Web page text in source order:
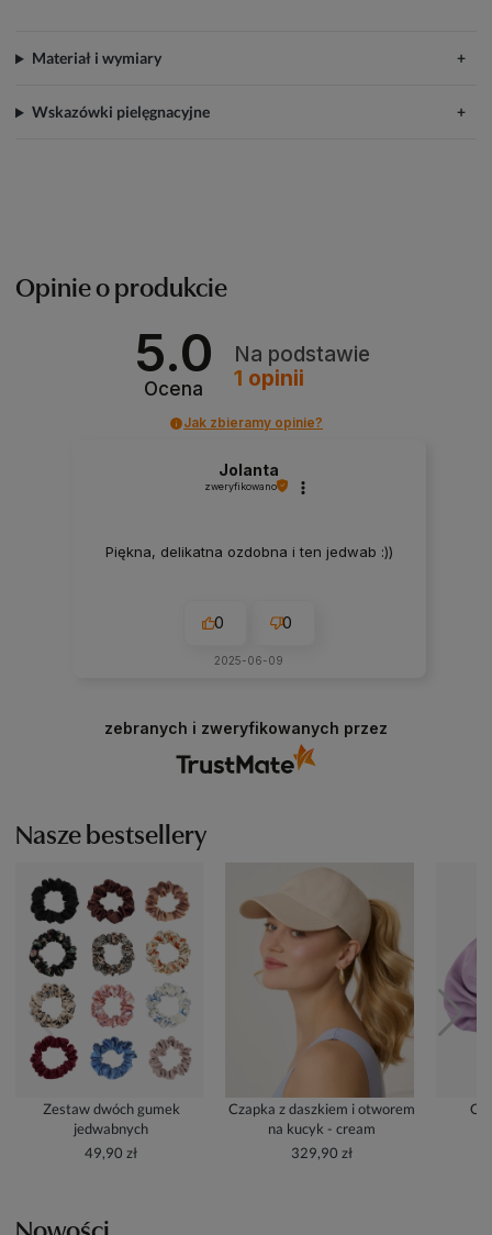
Materiał i wymiary
Wskazówki pielęgnacyjne
Opinie o produkcie
5.0
Ocena
Na podstawie
1 opinii
Jak zbieramy opinie?
Jolanta
zweryfikowano
Piękna, delikatna ozdobna i ten jedwab :))
0 0
2025-06-09
zebranych i zweryfikowanych przez
Nasze bestsellery
Zestaw dwóch gumek
jedwabnych
49,90 zł
Czapka z daszkiem i otworem
na kucyk - cream
329,90 zł
Nowości